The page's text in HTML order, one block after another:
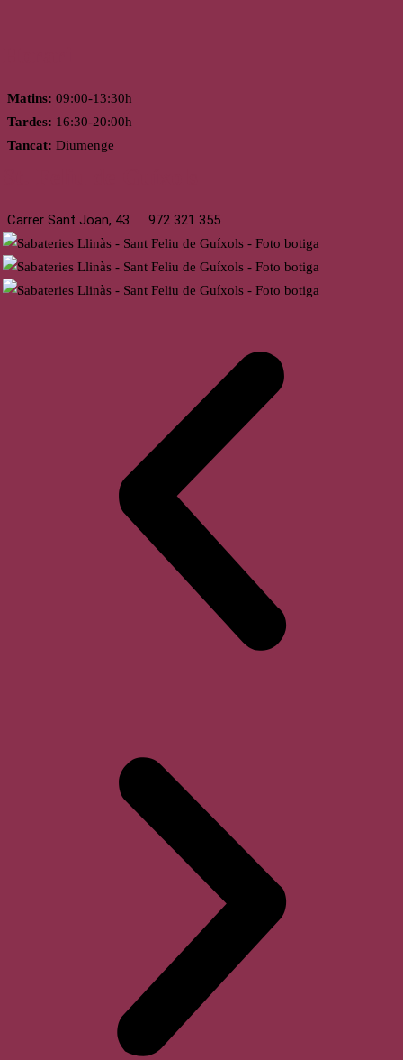
Matins: 09:00-13:30h
Tardes: 16:30-20:00h
Tancat: Diumenge
Carrer Sant Joan, 43 972 321 355